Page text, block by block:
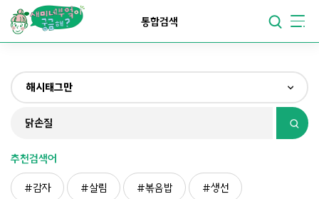
맛있어지는부엌
요리가쉬워지는부엌
통합검색
해시태그만
전체
재료만
해시태그만
추천검색어
감자 살림 볶음밥 생선